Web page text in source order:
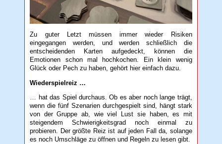
Zu guter Letzt müssen immer wieder Risiken
eingegangen werden, und werden schließlich die
entscheidenden Karten aufgedeckt, können die
Emotionen schon mal hochkochen. Ein klein wenig
Glück oder Pech zu haben, gehört hier einfach dazu.
Wiederspielreiz …
… hat das Spiel durchaus. Ob es aber noch lange trägt,
wenn die fünf Szenarien durchgespielt sind, hängt stark
von der Gruppe ab, wie viel Lust sie haben, es mit
steigendem Schwierigkeitsgrad noch einmal zu
probieren. Der größte Reiz ist auf jeden Fall da, solange
es noch Umschläge zu öffnen und Regeln zu lesen gibt.